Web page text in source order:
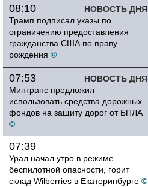
НОВОСТЬ ДНЯ
08:10
Трамп подписал указы по
ограничению предоставления
гражданства США по праву
рождения ©
НОВОСТЬ ДНЯ
07:53
Минтранс предложил
использовать средства дорожных
фондов на защиту дорог от БПЛА
©
07:39
Урал начал утро в режиме
беспилотной опасности, горит
склад Wilberries в Екатеринбурге ©